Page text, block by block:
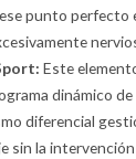
punto perfecto
Este
dinámico
diferencial
sin la